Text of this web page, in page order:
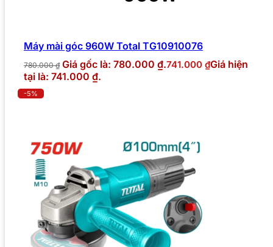
Máy mài góc 960W Total TG10910076
780.000₫ Giá gốc là: 780.000 ₫.741.000 ₫Giá hiện
tại là: 741.000 ₫.
-5%